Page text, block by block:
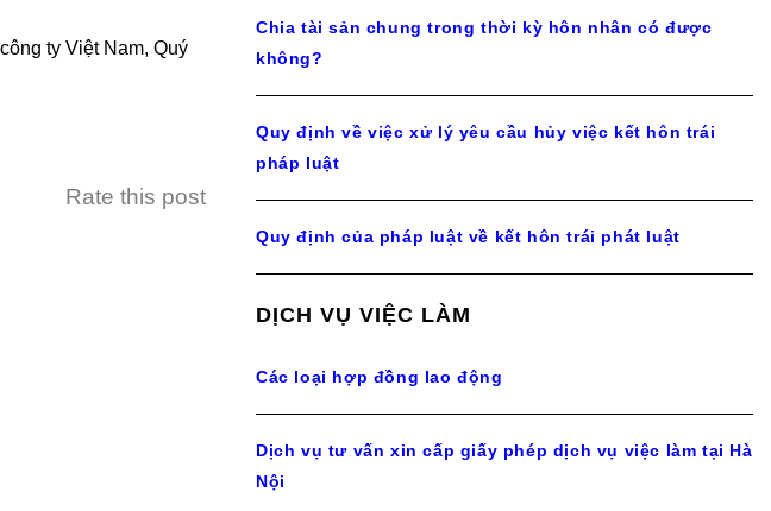
ty Việt Nam, Quý
Rate this post
Chia tài sản chung trong thời kỳ hôn nhân có được
không?
Quy định về việc xử lý yêu cầu hủy việc kết hôn trái
pháp luật
Quy định của pháp luật về kết hôn trái phát luật
DỊCH VỤ VIỆC LÀM
Các loại hợp đồng lao động
Dịch vụ tư vấn xin cấp giấy phép dịch vụ việc làm tại Hà
Nội